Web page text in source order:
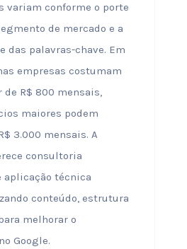
variam conforme o porte
de mercado e a
das palavras-chave. Em
empresas costumam
R$ 800 mensais,
maiores podem
3.000 mensais. A
consultoria
aplicação técnica
conteúdo, estrutura
melhorar o
Google.